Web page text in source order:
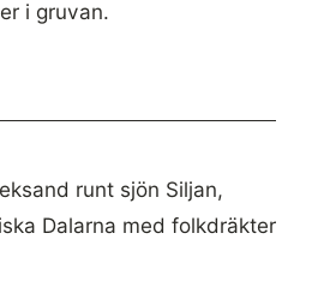
i gruvan.
runt sjön Siljan,
Dalarna med folkdräkter